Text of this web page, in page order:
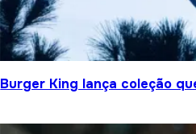
Burger King lança coleção